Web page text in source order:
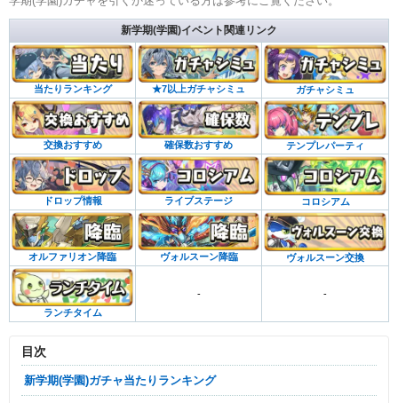
新学期(学園)イベント関連リンク
当たりランキング ★7以上ガチャシミュ ガチャシミュ
交換おすすめ 確保数おすすめ テンプレパーティ
ドロップ情報 ライブステージ コロシアム
オルファリオン降臨 ヴォルスーン降臨 ヴォルスーン交換
ランチタイム
- -
目次
新学期(学園)ガチャ当たりランキング